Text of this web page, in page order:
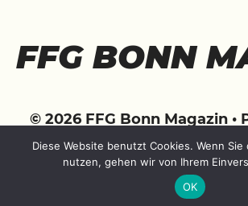
FFG BONN
© 2026 FFG Bonn Magazin •
WPKoi
Diese Website benutzt Cookies. Wenn
nutzen, gehen wir von Ihrem
OK